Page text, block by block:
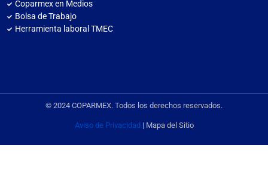
Coparmex en Medios
Bolsa de Trabajo
Herramienta laboral TMEC
© 2024 COPARMEX. Todos los derechos reservados.
Aviso de Privacidad | Mapa del Sitio